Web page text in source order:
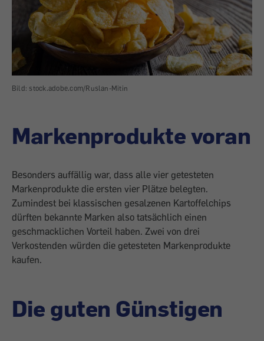
Bild: stock.adobe.com/Ruslan-Mitin
Markenprodukte voran
Besonders auffällig war, dass alle vier getesteten
Markenprodukte die ersten vier Plätze belegten.
Zumindest bei klassischen gesalzenen Kartoffelchips
dürften bekannte Marken also tatsächlich einen
geschmacklichen Vorteil haben. Zwei von drei
Verkostenden würden die getesteten Markenprodukte
kaufen.
Die guten Günstigen